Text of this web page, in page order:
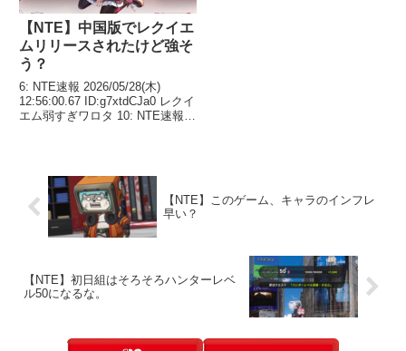
【NTE】中国版でレクイエ
ムリリースされたけど強そ
う？
6: NTE速報 2026/05/28(木)
12:56:00.67 ID:g7xtdCJa0 レクイ
エム弱すぎワロタ 10: NTE速報
【NTE】このゲーム、キャラのインフレ
早い？
【NTE】初日組はそろそろハンターレベ
ル50になるな。